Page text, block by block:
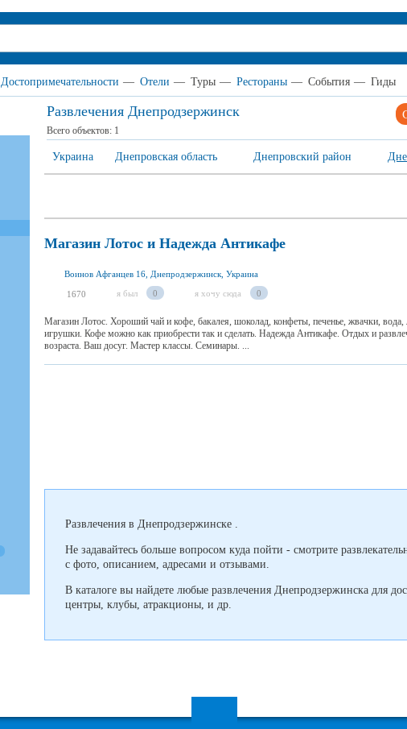
Достопримечательности — Отели — Туры — Рестораны — События — Гиды
Развлечения Днепродзержинск
Всего объектов: 1
Украина Днепровская область Днепровский район
Магазин Лотос и Надежда Антикафе
Воинов Афганцев 16, Днепродзержинск, Украина
1670 я был 0 я хочу сюда 0
Магазин Лотос. Хороший чай и кофе, бакалея, шоколад, конфеты, печенье, жвачки, вода,
игрушки. Кофе можно как приобрести так и сделать. Надежда Антикафе. Отдых и
возраста. Ваш досуг. Мастер классы. Семинары. ...
Развлечения в Днепродзержинске .
Не задавайтесь больше вопросом куда пойти - смотрите
с фото, описанием, адресами и отзывами.
В каталоге вы найдете любые развлечения Днепродзержинска для
центры, клубы, атракционы, и др.